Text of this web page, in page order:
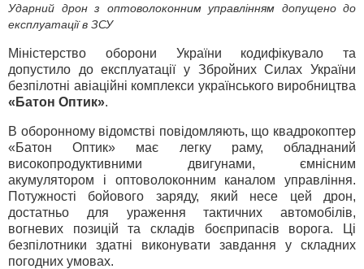
Ударний дрон з оптоволоконним управлінням допущено до
експлуатації в ЗСУ
Міністерство оборони України кодифікувало та
допустило до експлуатації у Збройних Силах України
безпілотні авіаційні комплекси українського виробництва
«Батон Оптик».
В оборонному відомстві повідомляють, що квадрокоптер
«Батон Оптик» має легку раму, обладнаний
високопродуктивними двигунами, ємнісним
акумулятором і оптоволоконним каналом управління.
Потужності бойового заряду, який несе цей дрон,
достатньо для ураження тактичних автомобілів,
вогневих позицій та складів боєприпасів ворога. Ці
безпілотники здатні виконувати завдання у складних
погодних умовах.